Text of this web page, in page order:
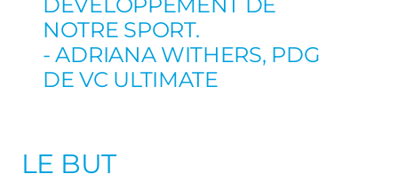
NOTRE SPORT.
- ADRIANA WITHERS, PDG
DE VC ULTIMATE
LE BUT